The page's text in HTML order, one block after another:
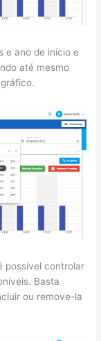
e ano de início e
até mesmo
possível controlar
Basta
ou remove-la